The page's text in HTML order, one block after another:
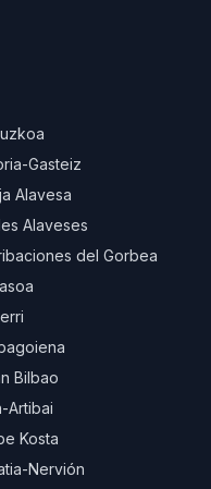
Gasteiz
Alavesa
Alaveses
del Gorbea
Bilbao
Artibai
Kosta
Nervión